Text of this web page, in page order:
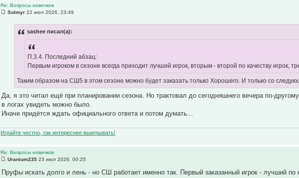
Re: Вопросы новичков
Solmyr 22 июл 2026, 23:49
sashee писал(а):
П.3.4. Последний абзац:
Первым игроком в сезоне всегда приходит лучший игрок, вторым - второй по качеству игрок,
Таким образом на СШ5 в этом сезоне можно будет заказать только Хорошего. И только со
Да, я это читал ещё при планировании сезона. Но трактовал до сегодняшнего вечера по-
в логах увидеть можно было.
Иначе придётся ждать официального ответа и потом думать...
Играйте честно, так интереснее выигрывать!
Re: Вопросы новичков
Uranium235 23 июл 2026, 00:25
Пруфы искать долго и лень - но СШ работает именно так. Первый заказанный игрок - лучший по